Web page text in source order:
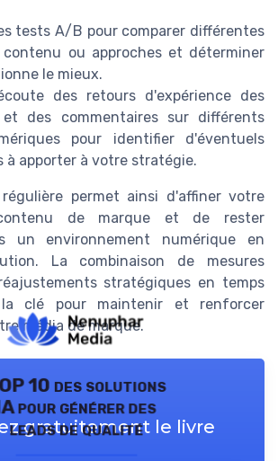
tests A/B pour comparer différentes
ou approches et déterminer
le mieux.
des retours d'expérience des
des commentaires sur différents
pour identifier d'éventuels
à apporter à votre stratégie.
permet ainsi d'affiner votre
de marque et de rester
un environnement numérique en
La combinaison de mesures
stratégiques en temps
clé pour maintenir et renforcer
média de marque.
10 des solutions
pour générer des
leads de qualité
gratuitement le livre